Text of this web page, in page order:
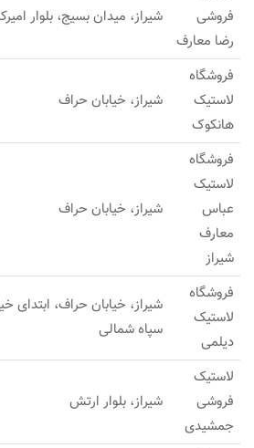
فروشی
رضا معارف
شیراز، میدان بسیج، بلوار
فروشگاه
لاستیک
هانکوک
شیراز، خیابان حراف
فروشگاه
لاستیک
عباس
معارف
شیراز
شیراز، خیابان حراف
فروشگاه
لاستیک
دیلمی
شیراز، خیابان حراف، ابتدای
سپاه شمالی
لاستیک
فروشی
جمشیدی‌
شیراز، بلوار ارتش